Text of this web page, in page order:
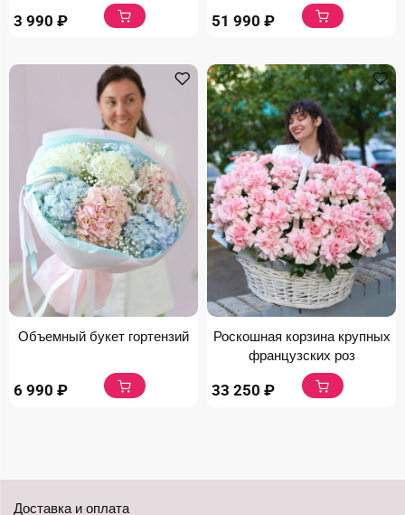
3 990 ₽ 51 990 ₽
Объемный букет гортензий
6 990 ₽
Роскошная корзина крупных
французских роз
33 250 ₽
Доставка и оплата